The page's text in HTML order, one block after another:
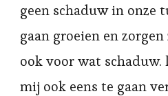
geen schaduw in onze
gaan groeien en
ook voor wat
mij ook eens te gaan